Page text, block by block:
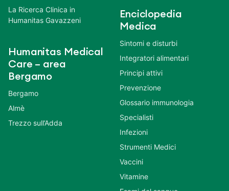
La Ricerca Clinica in
Humanitas Gavazzeni
Humanitas Medical
Care – area
Bergamo
Bergamo
Almè
Trezzo sull’Adda
Enciclopedia
Medica
Sintomi e disturbi
Integratori alimentari
Principi attivi
Prevenzione
Glossario immunologia
Specialisti
Infezioni
Strumenti Medici
Vaccini
Vitamine